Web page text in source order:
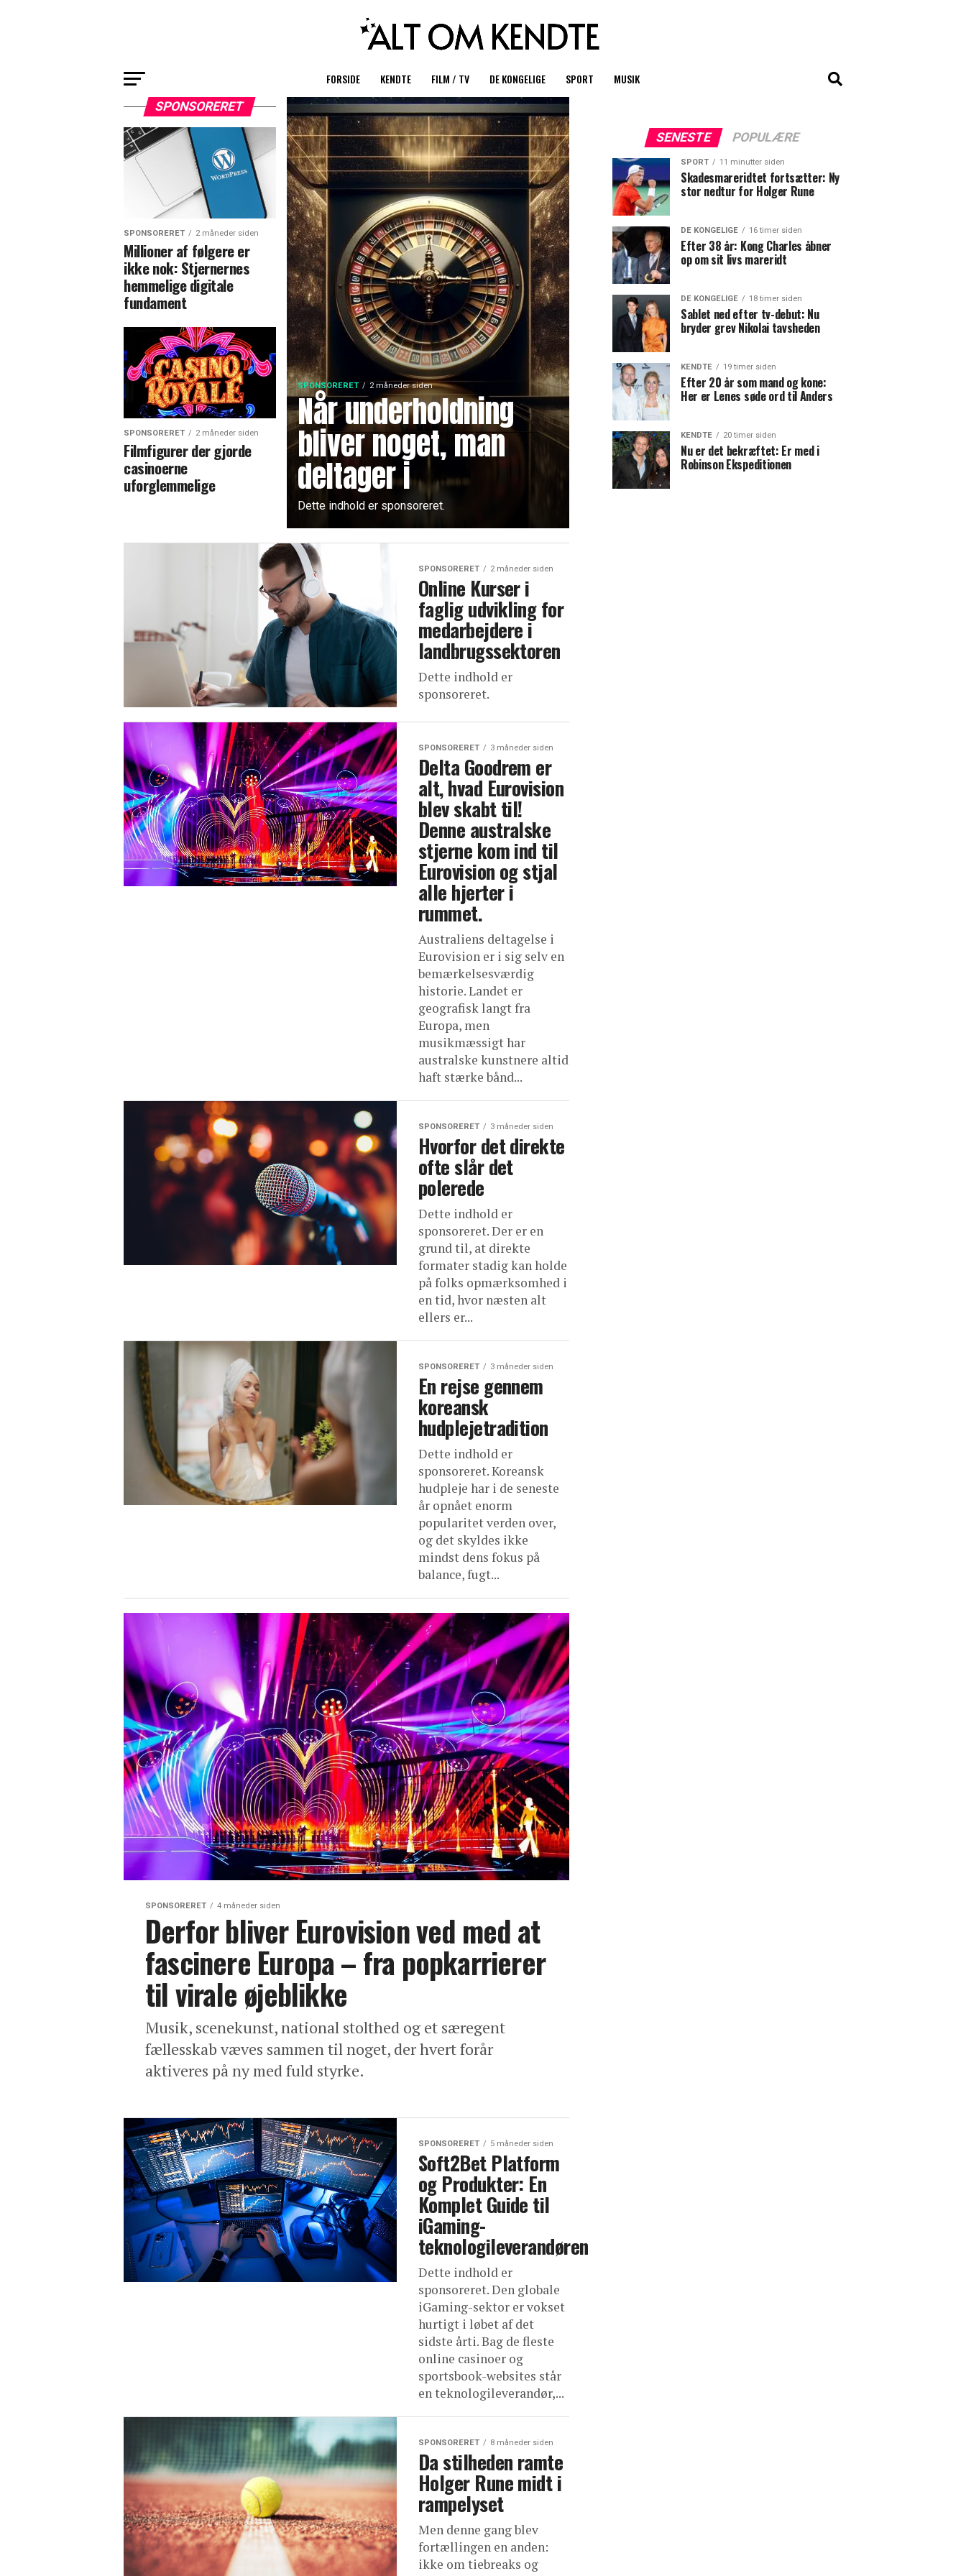
FORSIDE KENDTE FILM / TV DE KONGELIGE SPORT MUSIK
SPONSORERET 2 måneder siden
Når underholdning
bliver noget, man
deltager i
Dette indhold er sponsoreret.
SPONSORERET
SPONSORERET 2 måneder siden
Millioner af følgere er
ikke nok: Stjernernes
hemmelige digitale
fundament
SPONSORERET 2 måneder siden
Filmfigurer der gjorde
casinoerne
uforglemmelige
SPONSORERET 2 måneder siden
Online Kurser i
faglig udvikling for
medarbejdere i
landbrugssektoren
Dette indhold er
sponsoreret.
SPONSORERET 3 måneder siden
Delta Goodrem er
alt, hvad Eurovision
blev skabt til!
Denne australske
stjerne kom ind til
Eurovision og stjal
alle hjerter i
rummet.
Australiens deltagelse i
Eurovision er i sig selv en
bemærkelsesværdig
historie. Landet er
geografisk langt fra
Europa, men
musikmæssigt har
australske kunstnere altid
haft stærke bånd...
SPONSORERET 3 måneder siden
Hvorfor det direkte
ofte slår det
polerede
Dette indhold er
sponsoreret. Der er en
grund til, at direkte
formater stadig kan holde
på folks opmærksomhed i
en tid, hvor næsten alt
ellers er...
SPONSORERET 3 måneder siden
En rejse gennem
koreansk
hudplejetradition
Dette indhold er
sponsoreret. Koreansk
hudpleje har i de seneste
år opnået enorm
popularitet verden over,
og det skyldes ikke
mindst dens fokus på
balance, fugt...
SPONSORERET 4 måneder siden
Derfor bliver Eurovision ved med at
fascinere Europa – fra popkarrierer
til virale øjeblikke
Musik, scenekunst, national stolthed og et særegent
fællesskab væves sammen til noget, der hvert forår
aktiveres på ny med fuld styrke.
SPONSORERET 5 måneder siden
Soft2Bet Platform
og Produkter: En
Komplet Guide til
iGaming-
teknologileverandøren
Dette indhold er
sponsoreret. Den globale
iGaming-sektor er vokset
hurtigt i løbet af det
sidste årti. Bag de fleste
online casinoer og
sportsbook-websites står
en teknologileverandør,...
SPONSORERET 8 måneder siden
Da stilheden ramte
Holger Rune midt i
rampelyset
Men denne gang blev
fortællingen en anden:
ikke om tiebreaks og
SENESTE POPULÆRE
SPORT 11 minutter siden
Skadesmareridtet fortsætter: Ny
stor nedtur for Holger Rune
DE KONGELIGE 16 timer siden
Efter 38 år: Kong Charles åbner
op om sit livs mareridt
DE KONGELIGE 18 timer siden
Sablet ned efter tv-debut: Nu
bryder grev Nikolai tavsheden
KENDTE 19 timer siden
Efter 20 år som mand og kone:
Her er Lenes søde ord til Anders
KENDTE 20 timer siden
Nu er det bekræftet: Er med i
Robinson Ekspeditionen